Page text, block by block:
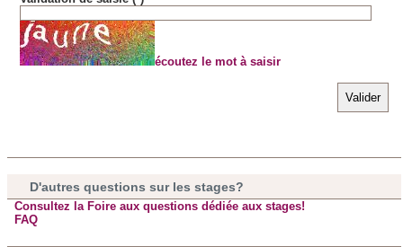
publicité et d'analyse, qui peuvent combiner celles-ci avec
d'autres informations que vous leur avez fournies ou qu'ils
ont collectées lors de votre utilisation de leurs services.
écoutez le mot à saisir
D'autres questions sur les stages?
Consultez la Foire aux questions dédiée aux stages!
FAQ